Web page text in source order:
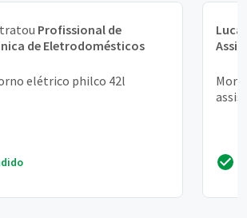
Profissional de
de Eletrodomésticos
elétrico philco 42l
Moro